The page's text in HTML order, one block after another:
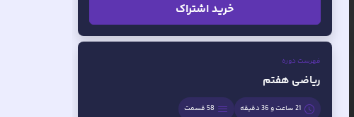
خرید اشتراک
فهرست دوره
ریاضی هفتم
21 ساعت و 36 دقیقه 58قسمت